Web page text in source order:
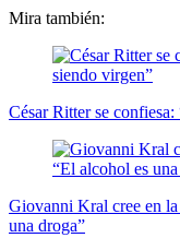
Mira también:
César Ritter se
Giovanni Kral cree en la
una droga”